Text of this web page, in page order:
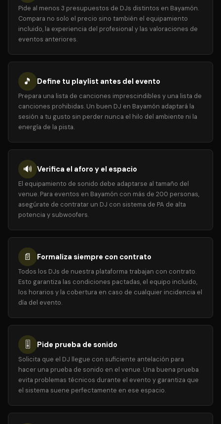
Pide al menos 3 presupuestos de DJs distintos en Bayamón.
Compara no solo el precio sino también el equipamiento
incluido, la experiencia del profesional y las valoraciones de
eventos anteriores.
🎵 Define tu playlist antes del evento
Prepara una lista de canciones imprescindibles y una lista de
canciones prohibidas. Un buen DJ en Bayamón adaptará la
sesión a tu gusto sin perder nunca el hilo del ambiente ni la
energía de la pista.
🔊 Verifica el aforo y el espacio
El equipamiento de sonido debe adaptarse al tamaño del
venue. Para eventos en Bayamón con más de 200 personas,
asegúrate de contratar un DJ con sistema de PA de alta
potencia y subwoofers.
📄 Formaliza siempre con contrato
Todos los DJs de nuestra plataforma trabajan con contrato.
Esto garantiza las condiciones pactadas, el equipo incluido,
los horarios y la cobertura en caso de cualquier incidencia el
día del evento.
🎚️ Pide prueba de sonido
Solicita que el DJ llegue con suficiente antelación para
hacer una prueba de sonido en el venue. Una buena prueba
evita problemas técnicos durante el evento y garantiza que
el sistema suene perfectamente en ese espacio.